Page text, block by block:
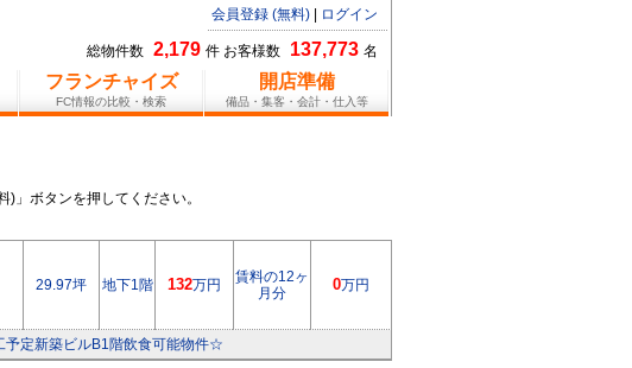
会員登録 (無料) ログイン
総物件数 2,179 件 お客様数 137,773 名
フランチャイズ
FC情報の比較・検索
開店準備
備品・集客・会計・仕入等
」ボタンを押してください。
29.97坪 地下1階 132万円
賃料の12ヶ
月分
0万円
予定新築ビルB1階飲食可能物件☆